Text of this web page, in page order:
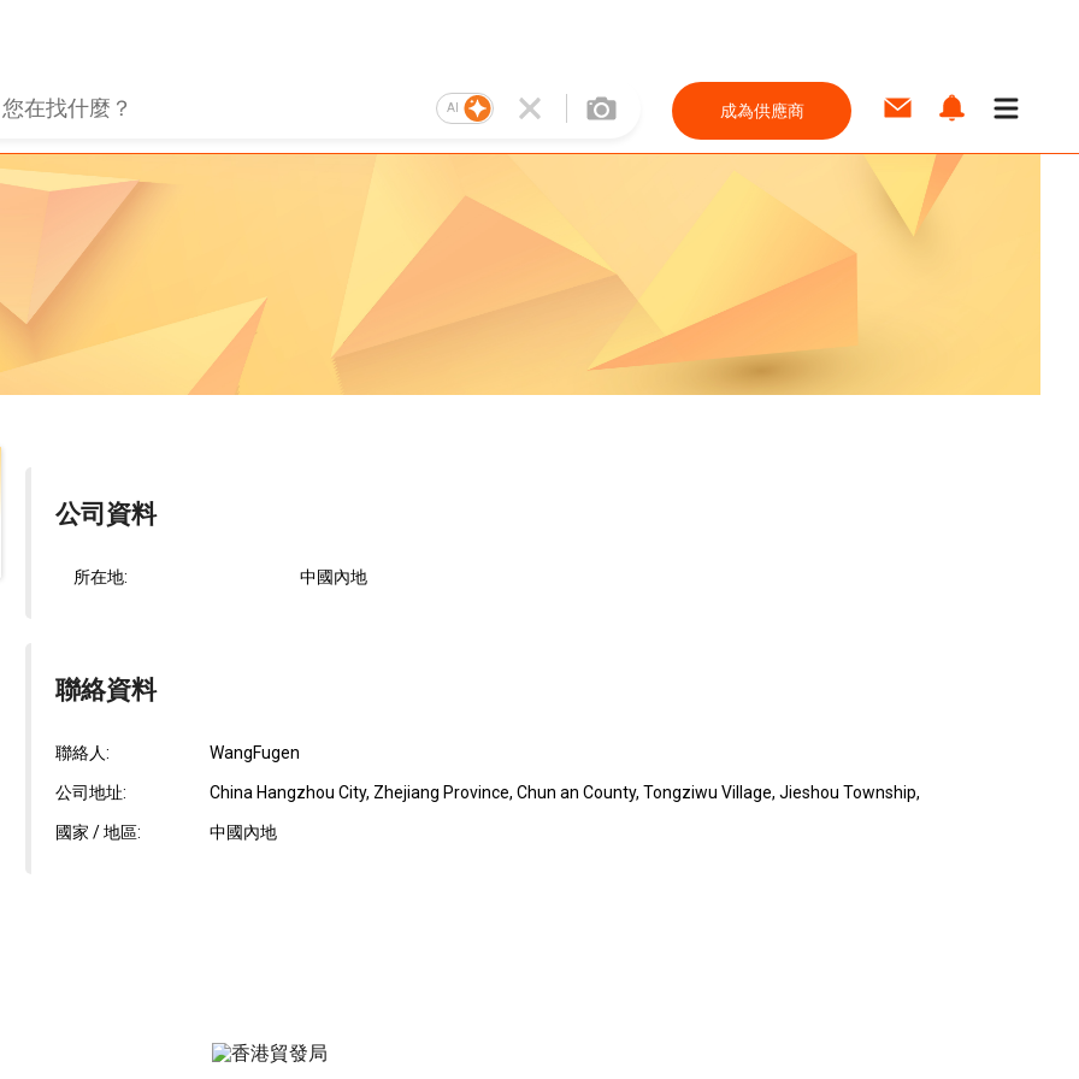
AI 成為供應商
公司資料
所在地: 中國內地
聯絡資料
聯絡人: WangFugen
公司地址: China Hangzhou City, Zhejiang Province, Chun an County, Tongziwu Village, Jieshou Township,
國家 / 地區: 中國內地